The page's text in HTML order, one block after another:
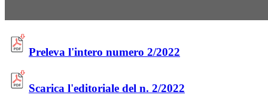
Preleva l'intero numero 2/2022
Scarica l'editoriale del n. 2/2022